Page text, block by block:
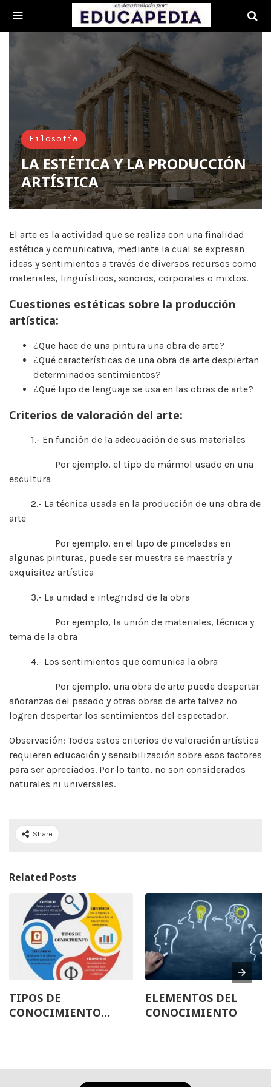
Filosofía
LA ESTÉTICA Y LA PRODUCCIÓN
ARTÍSTICA
El arte es la actividad que se realiza con una finalidad
estética y comunicativa, mediante la cual se expresan
ideas y sentimientos a través de diversos recursos como
materiales, lingüísticos, sonoros, corporales o mixtos.
Cuestiones estéticas sobre la producción
artística:
¿Que hace de una pintura una obra de arte?
¿Qué características de una obra de arte despiertan
determinados sentimientos?
¿Qué tipo de lenguaje se usa en las obras de arte?
Criterios de valoración del arte:
1.- En función de la adecuación de sus materiales
Por ejemplo, el tipo de mármol usado en una
escultura
2.- La técnica usada en la producción de una obra de
arte
Por ejemplo, en el tipo de pinceladas en
algunas pinturas, puede ser muestra se maestría y
exquisitez artística
3.- La unidad e integridad de la obra
Por ejemplo, la unión de materiales, técnica y
tema de la obra
4.- Los sentimientos que comunica la obra
Por ejemplo, una obra de arte puede despertar
añoranzas del pasado y otras obras de arte talvez no
logren despertar los sentimientos del espectador.
Observación: Todos estos criterios de valoración artística
requieren educación y sensibilización sobre esos factores
para ser apreciados. Por lo tanto, no son considerados
naturales ni universales.
Share
Related Posts
TIPOS DE
CONOCIMIENTO
ELEMENTOS DEL
CONOCIMIENTO